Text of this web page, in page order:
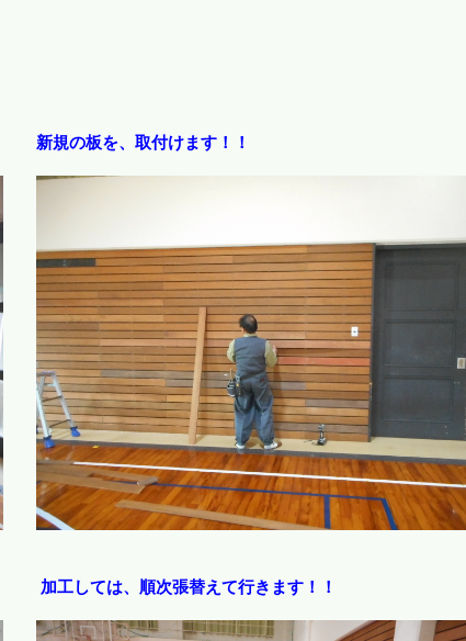
新規の板を、取付けます！！
加工しては、順次張替えて行きます！！